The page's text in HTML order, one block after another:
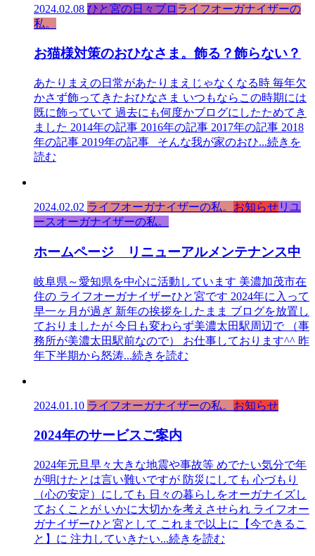
2024.02.08 ひと宮の日々ブロ ライフオーガナイザーの
私。
お猫様対策のおひなさま。飾る？飾らない？
あたりまえの日常があたりまえじゃなくなる時 毎年欠
かさず飾ってきたおひなさま いつもならこの時期には
既に飾っていて 過去にも何度かブログにしたためてき
ました 2014年の記事 2016年の記事 2017年の記事 2018
年の記事 2019年の記事 そんな我が家のおひ...続きを
読む
2024.02.02 ライフオーガナイザーの私。 お知らせリユ
ースオーガナイザーの私。
ホームページ リニューアルメンテナンス中
岐阜県～愛知県を中心に活動しています 美濃加茂市在
住の ライフオーガナイザーひと宮です 2024年に入って
早一ヶ月が過ぎ 新年の挨拶をしたまま ブログを放置し
ておりましたが 今日も変わらず美濃太田駅周辺で （事
務所が美濃太田駅前なので） お仕事しております^^ 昨
年下半期から怒涛...続きを読む
2024.01.10 ライフオーガナイザーの私。 お知らせ
2024年のサービスご案内
2024年元旦早々大きな地震や事故等 めでたい気分で年
が明けたとは言い難いですが 防災にしても 心づもり
（心の安定）にしても 日々の暮らしをオーガナイズし
ておくことが いかに大切かを考えさせられ ライフオー
ガナイザーひと宮として これまで以上に【今できるこ
と】に 注力していきたい...続きを読む